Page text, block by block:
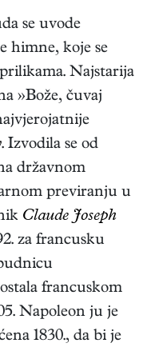
se uvode
himne, koje se
Najstarija
»Bože, čuvaj
. Izvodila se od
državnom
previranju u
Claude Joseph
za francusku
francuskom
Napoleon ju je
1830., da bi je